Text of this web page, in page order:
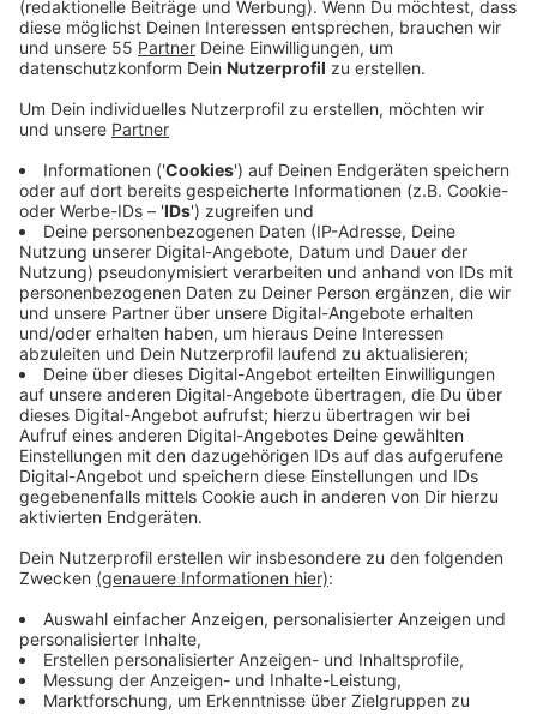
Anzeige
Der Krefelder Oberbürgermeister ist schockiert über
massive Angriffe auf eine ukrainische Partnerstadt.
Das hat die Verwaltung jetzt mitgeteilt - nachdem bei
einem russischen Drohnenangriff in der Nacht zu
Donnerstag mindestens zehn Menschen verletzt
wurden. Laut der lokalen Verwaltung seien mehrere
Wohngebäude in der Partnerstadt Kropyvnytskyi
betroffen.
Anzeige
Kontakt zur Partnerstadt
Anzeige
vergangenen Woche noch mit einer kleinen Krefelder
Delegation dort. Man stehe nicht nur deswegen im
engen Kontakt. Wir haben unser Mitgefühl und unsere